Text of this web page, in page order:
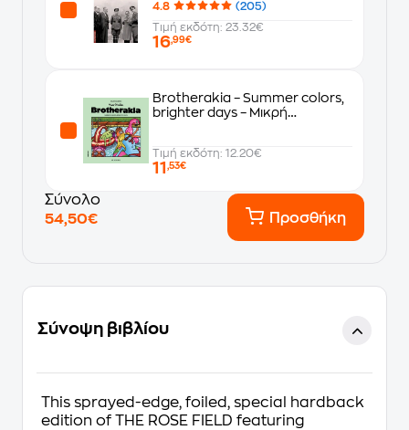
4.8
(205)
Τιμή εκδότη: 23.32€
16,99€
Brotherakia – Summer colors,
brighter days – Μικρή
Τιμή εκδότη: 12.20€
11 ,53€
Σύνολο
54,50€
Προσθήκη
Σύνοψη βιβλίου
This sprayed-edge, foiled, special hardback
edition of THE ROSE FIELD featuring